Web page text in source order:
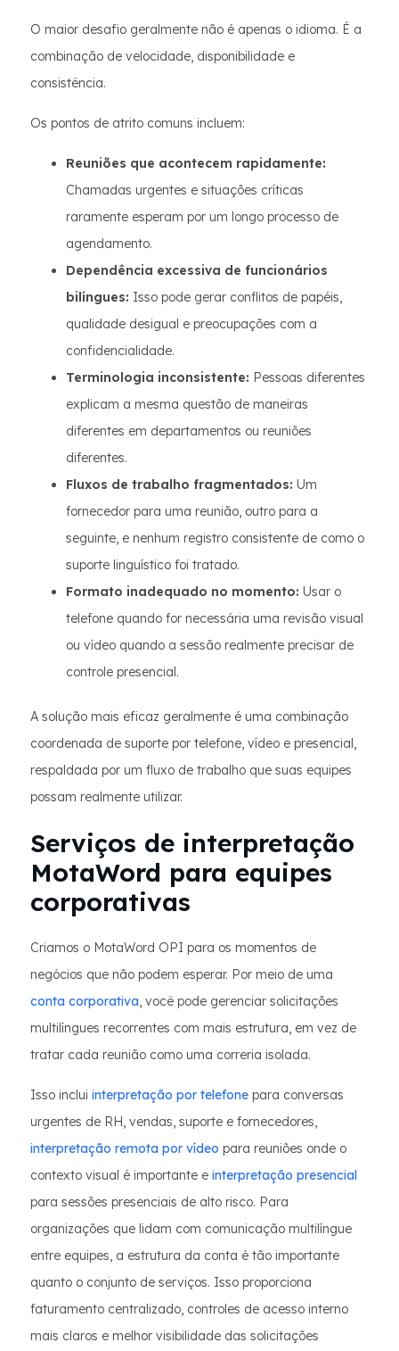
O maior desafio geralmente não é apenas o idioma. É a
combinação de velocidade, disponibilidade e
consistência.
Os pontos de atrito comuns incluem:
Reuniões que acontecem rapidamente:
Chamadas urgentes e situações críticas
raramente esperam por um longo processo de
agendamento.
Dependência excessiva de funcionários
bilíngues: Isso pode gerar conflitos de papéis,
qualidade desigual e preocupações com a
confidencialidade.
Terminologia inconsistente: Pessoas diferentes
explicam a mesma questão de maneiras
diferentes em departamentos ou reuniões
diferentes.
Fluxos de trabalho fragmentados: Um
fornecedor para uma reunião, outro para a
seguinte, e nenhum registro consistente de como o
suporte linguístico foi tratado.
Formato inadequado no momento: Usar o
telefone quando for necessária uma revisão visual
ou vídeo quando a sessão realmente precisar de
controle presencial.
A solução mais eficaz geralmente é uma combinação
coordenada de suporte por telefone, vídeo e presencial,
respaldada por um fluxo de trabalho que suas equipes
possam realmente utilizar.
Serviços de interpretação
MotaWord para equipes
corporativas
Criamos o MotaWord OPI para os momentos de
negócios que não podem esperar. Por meio de uma
conta corporativa, você pode gerenciar solicitações
multilíngues recorrentes com mais estrutura, em vez de
tratar cada reunião como uma correria isolada.
Isso inclui interpretação por telefone para conversas
urgentes de RH, vendas, suporte e fornecedores,
interpretação remota por vídeo para reuniões onde o
contexto visual é importante e interpretação presencial
para sessões presenciais de alto risco. Para
organizações que lidam com comunicação multilíngue
entre equipes, a estrutura da conta é tão importante
quanto o conjunto de serviços. Isso proporciona
faturamento centralizado, controles de acesso interno
mais claros e melhor visibilidade das solicitações